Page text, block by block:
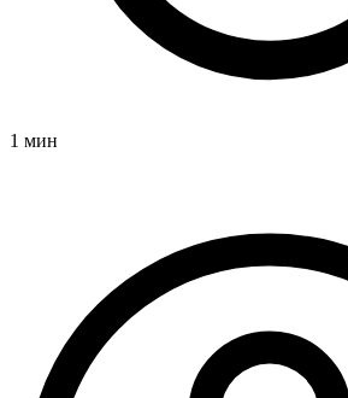
1 мин